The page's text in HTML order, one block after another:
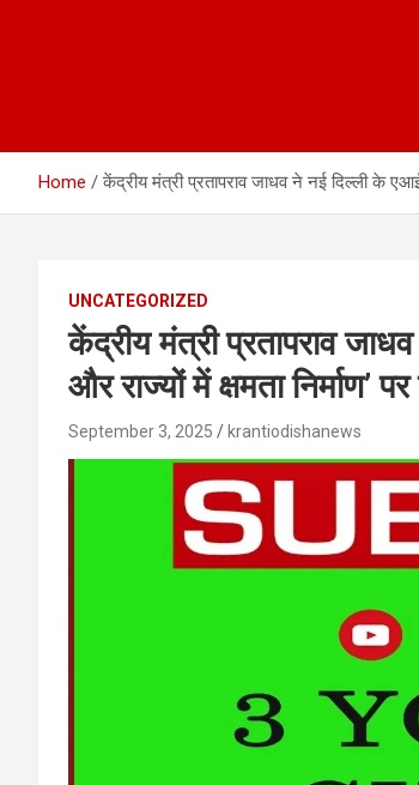
Home केंद्रीय मंत्री प्रतापराव जाधव ने नई दिल्ली के
UNCATEGORIZED
केंद्रीय मंत्री प्रतापराव
और राज्यों में क्षमता निर्माण’
September 3, 2025 krantiodishanews